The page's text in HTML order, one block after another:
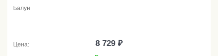
Балун
Цена: 8 729 ₽